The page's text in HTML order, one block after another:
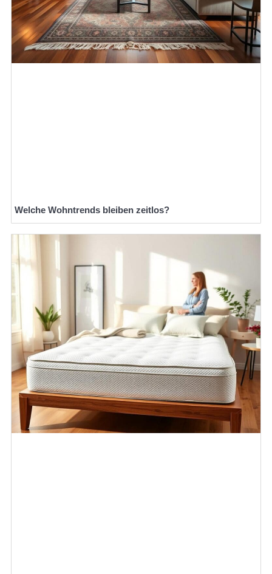
Welche Wohntrends bleiben zeitlos?